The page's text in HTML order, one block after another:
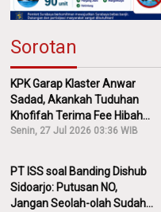
Sorotan
KPK Garap Klaster Anwar
Sadad, Akankah Tuduhan
Khofifah Terima Fee Hibah
30% Diusut?
Senin, 27 Jul 2026 03:36 WIB
PT ISS soal Banding Dishub
Sidoarjo: Putusan NO,
Jangan Seolah-olah Sudah